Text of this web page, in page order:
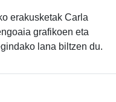
erakusketak Carla
grafikoen eta
lana biltzen du.